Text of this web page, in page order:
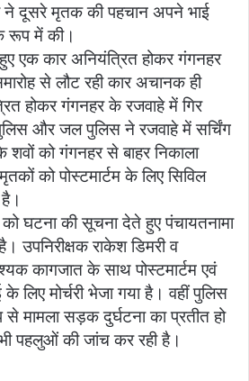
ने दूसरे मृतक की पहचान अपने भाई
रूप में की।
एक कार अनियंत्रित होकर गंगनहर
से लौट रही कार अचानक ही
होकर गंगनहर के रजवाहे में गिर
और जल पुलिस ने रजवाहे में सर्चिंग
शवों को गंगनहर से बाहर निकाला
को पोस्टमार्टम के लिए सिविल
को घटना की सूचना देते हुए पंचायतनामा
उपनिरीक्षक राकेश डिमरी व
कागजात के साथ पोस्टमार्टम एवं
के लिए मोर्चरी भेजा गया है। वहीं पुलिस
मामला सड़क दुर्घटना का प्रतीत हो
पहलुओं की जांच कर रही है।